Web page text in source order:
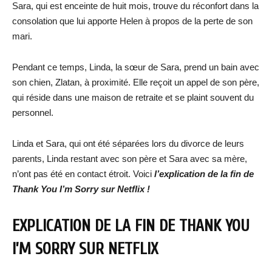
Sara, qui est enceinte de huit mois, trouve du réconfort dans la
consolation que lui apporte Helen à propos de la perte de son
mari.
Pendant ce temps, Linda, la sœur de Sara, prend un bain avec
son chien, Zlatan, à proximité. Elle reçoit un appel de son père,
qui réside dans une maison de retraite et se plaint souvent du
personnel.
Linda et Sara, qui ont été séparées lors du divorce de leurs
parents, Linda restant avec son père et Sara avec sa mère,
n’ont pas été en contact étroit. Voici l’explication de la fin de
Thank You I’m Sorry sur Netflix !
EXPLICATION DE LA FIN DE THANK YOU
I’M SORRY SUR NETFLIX